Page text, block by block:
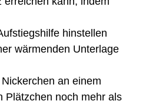
hinstellen
wärmenden Unterlage
an einem
Plätzchen noch mehr als